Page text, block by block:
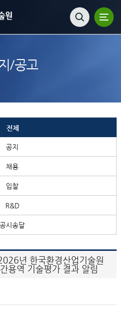
/공고
전체
공지
채용
입찰
R&D
공시송달
년 한국환경산업기술원
용역 기술평가 결과 알림